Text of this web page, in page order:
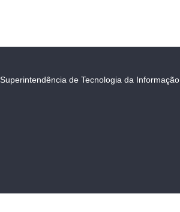
Superintendência de Tecnologia da Informação